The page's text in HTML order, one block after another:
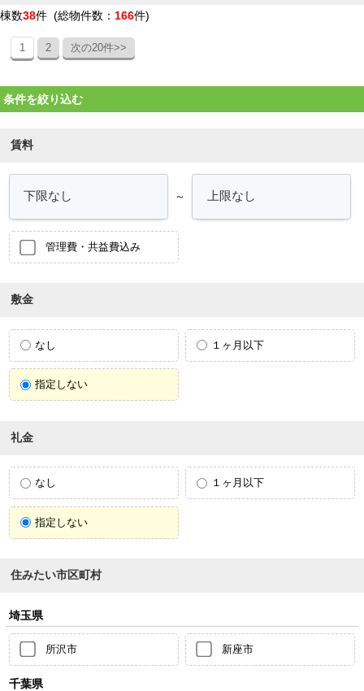
棟数38件 (総物件数： 166件)
1 2 次の20件>>
条件を絞り込む
賃料
～
管理費・共益費込み
敷金
なし １ヶ月以下
指定しない
礼金
なし １ヶ月以下
指定しない
住みたい市区町村
埼玉県
所沢市 新座市
千葉県